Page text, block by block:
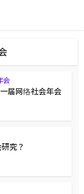
会
届网络社会年会
究？